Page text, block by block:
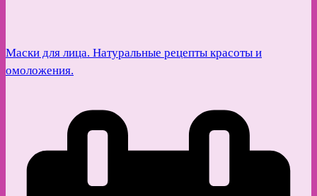
Маски для лица. Натуральные рецепты красоты и
омоложения.